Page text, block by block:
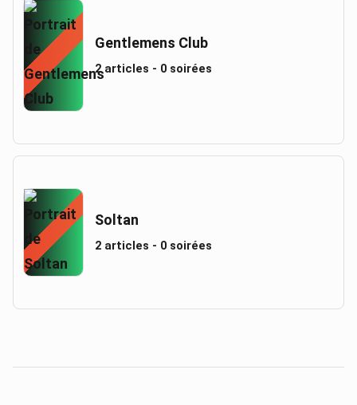
Gentlemens Club
2 articles - 0 soirées
Soltan
2 articles - 0 soirées